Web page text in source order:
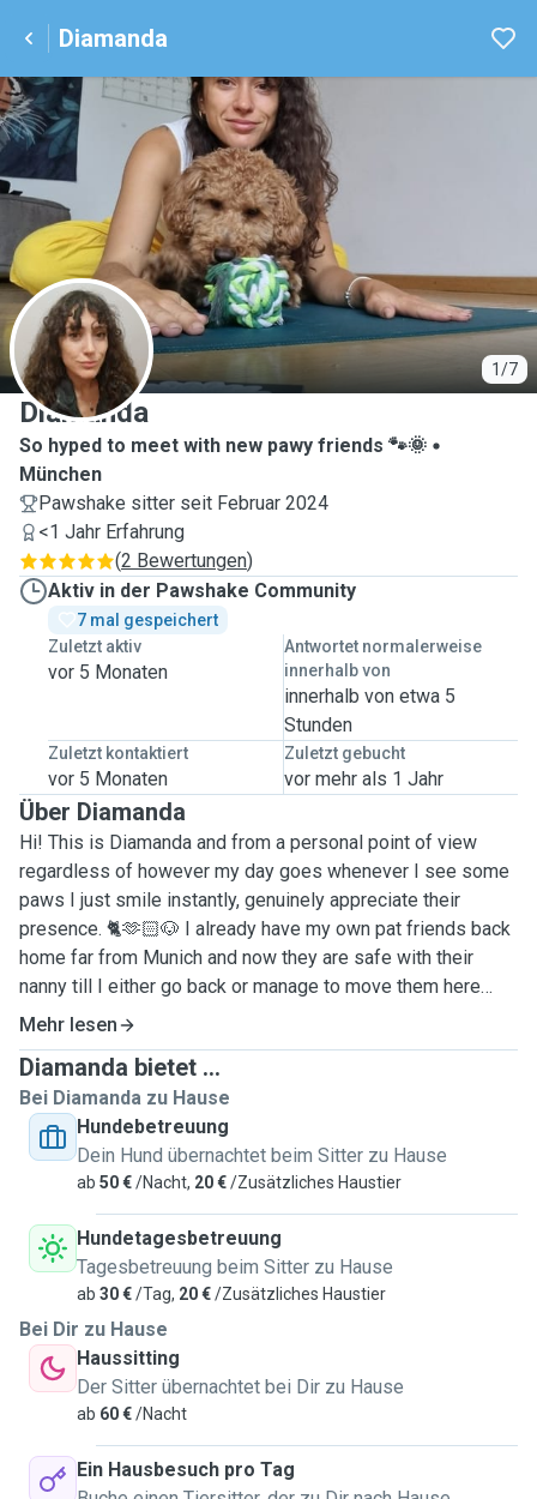
Diamanda
1/7
D
Diamanda
So hyped to meet with new pawy friends 🐾🌞
München
Pawshake sitter seit Februar 2024
<1 Jahr Erfahrung
(2 Bewertungen)
Aktiv in der Pawshake Community
7 mal gespeichert
Zuletzt aktiv
vor 5 Monaten
Antwortet normalerweise
innerhalb von
innerhalb von etwa 5
Stunden
Zuletzt kontaktiert
vor 5 Monaten
Zuletzt gebucht
vor mehr als 1 Jahr
Über Diamanda
Hi! This is Diamanda and from a personal point of view
regardless of however my day goes whenever I see some
paws I just smile instantly, genuinely appreciate their
presence. 🐈🫶🏻🐶 I already have my own pat friends back
home far from Munich and now they are safe with their
nanny till I either go back or manage to move them here
with me. Till then I might as well make more pawships here
and make my best to give them the comfort they need as
they are with their family. Needless to say, having this
opportunity would also make my day much more joyful, so I
would love to take care of your beloved friends when you
are in need!
So far I pet-sit my friends dogs and also took care of many
cats back home 🩷
Note: Since I am also responsible to my own pet friends
home, only vaccinated paws are allowed within the hood :)
My flat is in Weißenburger Platz, 1.5 room and on the 5th
floor windows and the rest of the flat is safe for pawy
friends, I have already pet sit here before, also the flat is
spacious enough for them to also play around.. 🤸🏻‍♀️
Services:
Mehr lesen
Diamanda bietet ...
Bei Diamanda zu Hause
Hundebetreuung
Dein Hund übernachtet beim Sitter zu Hause
ab 50 €/Nacht, 20 €/Zusätzliches Haustier
Hundetagesbetreuung
Tagesbetreuung beim Sitter zu Hause
ab 30 €/Tag, 20 €/Zusätzliches Haustier
Bei Dir zu Hause
Haussitting
Der Sitter übernachtet bei Dir zu Hause
ab 60 €/Nacht
Ein Hausbesuch pro Tag